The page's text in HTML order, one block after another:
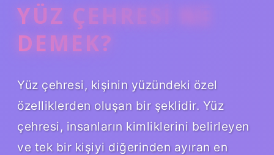
YÜZ ÇEHRESI NE
DEMEK?
Yüz çehresi, kişinin yüzündeki özel
özelliklerden oluşan bir şeklidir. Yüz
çehresi, insanların kimliklerini belirleyen
ve tek bir kişiyi diğerinden ayıran en